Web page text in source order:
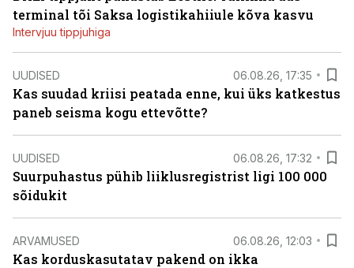
terminal tõi Saksa logistikahiiule kõva kasvu
Intervjuu tippjuhiga
UUDISED 06.08.26, 17:35
Kas suudad kriisi peatada enne, kui üks katkestus
paneb seisma kogu ettevõtte?
UUDISED 06.08.26, 17:32
Suurpuhastus pühib liiklusregistrist ligi 100 000
sõidukit
ARVAMUSED 06.08.26, 12:03
Kas korduskasutatav pakend on ikka